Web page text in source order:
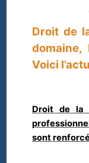
Droit de
Voici
Droit de la
sont